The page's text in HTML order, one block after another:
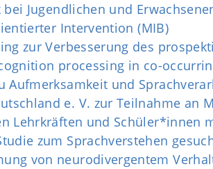
Jugendlichen und
Intervention (MIB)
zur Verbesserung des
processing in co-
Aufmerksamkeit und
e. V. zur Teilnahme an
Lehrkräften und Schüler*innen
zum Sprachverstehen
von neurodivergentem